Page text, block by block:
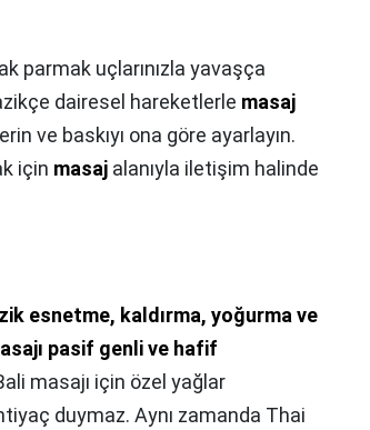
parmak uçlarınızla yavaşça
dairesel hareketlerle masaj
ve baskıyı ona göre ayarlayın.
için masaj alanıyla iletişim halinde
esnetme, kaldırma, yoğurma ve
pasif genli ve hafif
masajı için özel yağlar
duymaz. Aynı zamanda Thai